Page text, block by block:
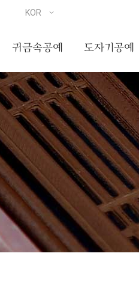
귀금속공예 도자기공예